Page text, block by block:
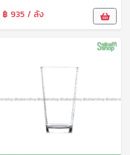
฿ 935 / ลัง